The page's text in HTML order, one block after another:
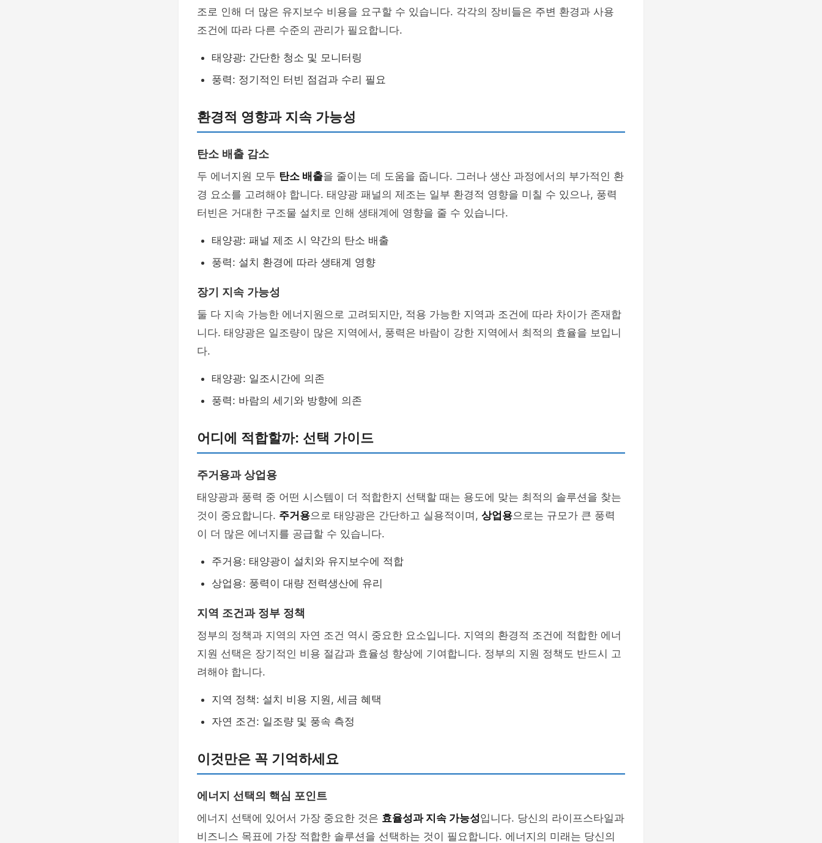
조로 인해 더 많은 유지보수 비용을 요구할 수 있습니다. 각각의 장비들은 주변 환경과 사용
조건에 따라 다른 수준의 관리가 필요합니다.
태양광: 간단한 청소 및 모니터링
풍력: 정기적인 터빈 점검과 수리 필요
환경적 영향과 지속 가능성
탄소 배출 감소
두 에너지원 모두 탄소 배출을 줄이는 데 도움을 줍니다. 그러나 생산 과정에서의 부가적인 환
경 요소를 고려해야 합니다. 태양광 패널의 제조는 일부 환경적 영향을 미칠 수 있으나, 풍력
터빈은 거대한 구조물 설치로 인해 생태계에 영향을 줄 수 있습니다.
태양광: 패널 제조 시 약간의 탄소 배출
풍력: 설치 환경에 따라 생태계 영향
장기 지속 가능성
둘 다 지속 가능한 에너지원으로 고려되지만, 적용 가능한 지역과 조건에 따라 차이가 존재합
니다. 태양광은 일조량이 많은 지역에서, 풍력은 바람이 강한 지역에서 최적의 효율을 보입니
다.
태양광: 일조시간에 의존
풍력: 바람의 세기와 방향에 의존
어디에 적합할까: 선택 가이드
주거용과 상업용
태양광과 풍력 중 어떤 시스템이 더 적합한지 선택할 때는 용도에 맞는 최적의 솔루션을 찾는
것이 중요합니다. 주거용으로 태양광은 간단하고 실용적이며, 상업용으로는 규모가 큰 풍력
이 더 많은 에너지를 공급할 수 있습니다.
주거용: 태양광이 설치와 유지보수에 적합
상업용: 풍력이 대량 전력생산에 유리
지역 조건과 정부 정책
정부의 정책과 지역의 자연 조건 역시 중요한 요소입니다. 지역의 환경적 조건에 적합한 에너
지원 선택은 장기적인 비용 절감과 효율성 향상에 기여합니다. 정부의 지원 정책도 반드시 고
려해야 합니다.
지역 정책: 설치 비용 지원, 세금 혜택
자연 조건: 일조량 및 풍속 측정
이것만은 꼭 기억하세요
에너지 선택의 핵심 포인트
에너지 선택에 있어서 가장 중요한 것은 효율성과 지속 가능성입니다. 당신의 라이프스타일과
비즈니스 목표에 가장 적합한 솔루션을 선택하는 것이 필요합니다. 에너지의 미래는 당신의